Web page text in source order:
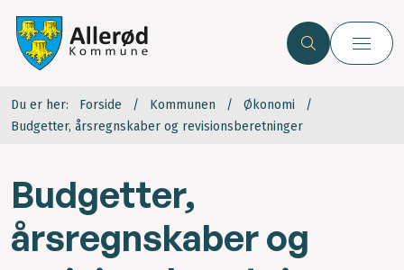
Du er her: Forside Kommunen
Økonomi
Budgetter, årsregnskaber og revisionsberetninger
Budgetter,
årsregnskaber og